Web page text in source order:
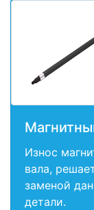
Износ
вала,
заменой
детали.